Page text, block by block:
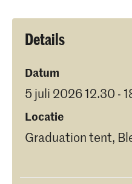
Details
Datum
5 juli 2026 12.30 -
Locatie
Graduation tent,